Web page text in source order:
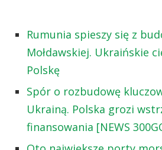
Rumunia spieszy się z
Mołdawskiej. Ukraińskie
Polskę
Spór o rozbudowę
Ukrainą. Polska grozi
finansowania [NEWS